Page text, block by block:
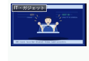
IT・ガジェット